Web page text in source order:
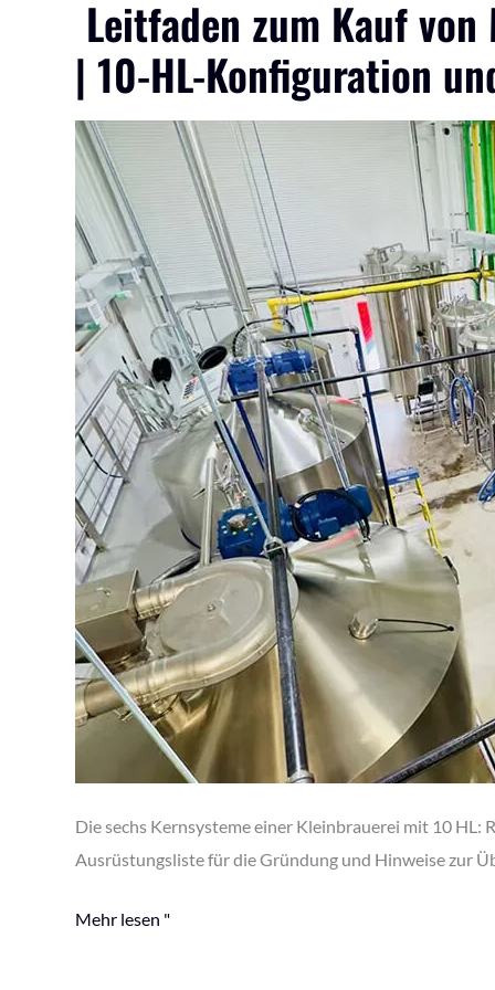
Leitfaden zum Kauf
| 10-HL-Konfiguration
Die sechs Kernsysteme einer Kleinbrauerei mit 10
Ausrüstungsliste für die Gründung und Hinweise zur
Kauf
von
Mikrobrauerei-
Anlagen
2026
10-
HL-
Konfiguration
und
Auswahl
der
Lieferanten
Mehr lesen "